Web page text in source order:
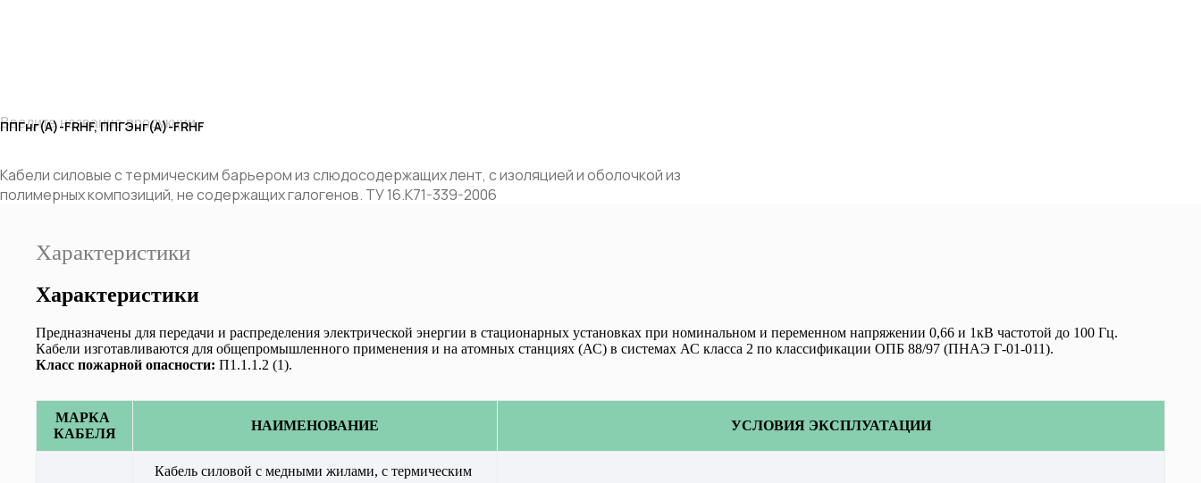
Силовой провод
Волоконно-
оптический кабель
ППГнг(А)-FRHF, ППГЭнг(А)-FRHF
Кабели силовые с термическим барьером из слюдосодержащих лент, с изоляцией и оболочкой из
полимерных композиций, не содержащих галогенов. ТУ 16.К71-339-2006
Характеристики
Характеристики
Предназначены для передачи и распределения электрической энергии в стационарных установках при номинальном и переменном напряжении 0,66 и 1кВ частотой до 100 Гц.
Кабели изготавливаются для общепромышленного применения и на атомных станциях (АС) в системах АС класса 2 по классификации ОПБ 88/97 (ПНАЭ Г-01-011).
Класс пожарной опасности: П1.1.1.2 (1).
МАРКА
КАБЕЛЯ
НАИМЕНОВАНИЕ УСЛОВИЯ ЭКСПЛУАТАЦИИ
Кабель силовой с медными жилами, с термическим